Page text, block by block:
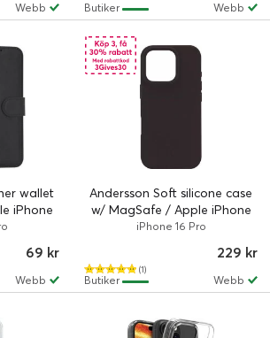
Webb Webb
Butiker
wallet
iPhone
69 kr
Webb
Andersson Soft silicone case
w/ MagSafe / Apple iPhone
16 Pro - Svart
iPhone 16 Pro
(1)
229 kr
Webb
Butiker